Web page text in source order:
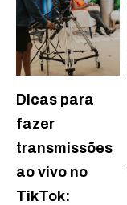
Dicas para
fazer
transmissões
ao vivo no
TikTok: